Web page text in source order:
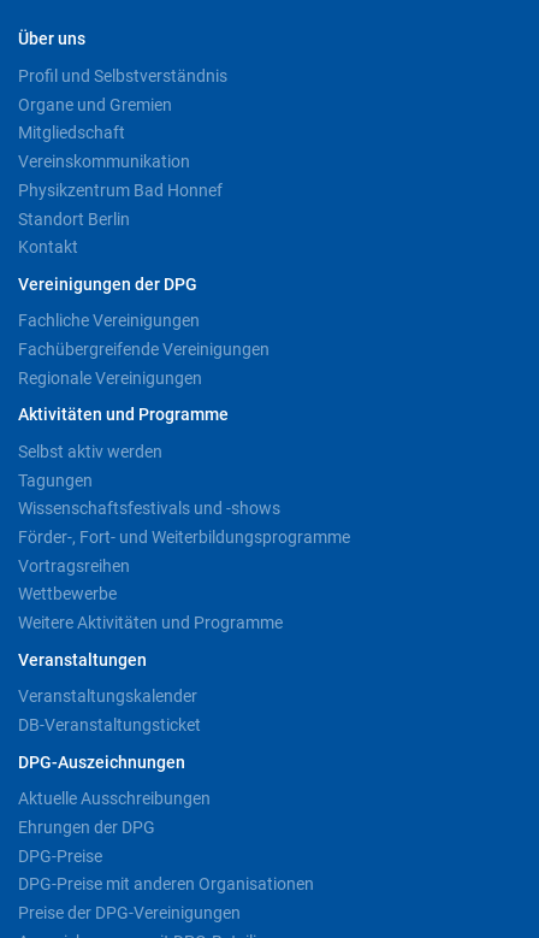
Über uns
Profil und Selbstverständnis
Organe und Gremien
Mitgliedschaft
Vereinskommunikation
Physikzentrum Bad Honnef
Standort Berlin
Kontakt
Vereinigungen der DPG
Fachliche Vereinigungen
Fachübergreifende Vereinigungen
Regionale Vereinigungen
Aktivitäten und Programme
Selbst aktiv werden
Tagungen
Wissenschaftsfestivals und -shows
Förder-, Fort- und Weiterbildungsprogramme
Vortragsreihen
Wettbewerbe
Weitere Aktivitäten und Programme
Veranstaltungen
Veranstaltungskalender
DB-Veranstaltungsticket
DPG-Auszeichnungen
Aktuelle Ausschreibungen
Ehrungen der DPG
DPG-Preise
DPG-Preise mit anderen Organisationen
Preise der DPG-Vereinigungen